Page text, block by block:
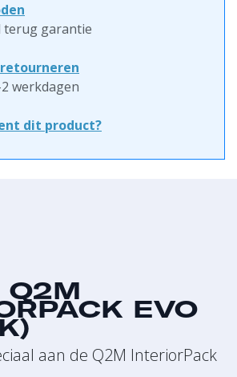
terug garantie
werkdagen
dit product?
Q2M
EVO
aan de Q2M InteriorPack